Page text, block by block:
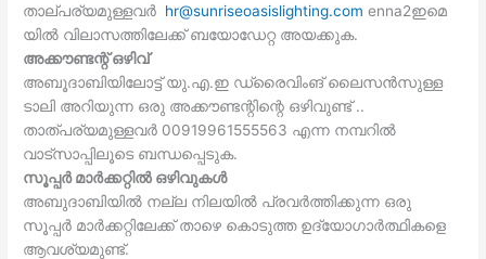
താല്പര്യമുള്ളവർ hr@sunriseoasislighting.com enna2ഇമെ
യിൽ വിലാസത്തിലേക്ക് ബയോഡേറ്റ അയക്കുക.
അക്കൗണ്ടന്റ് ഒഴിവ്
അബൂദാബിയിലോട്ട് യു.എ.ഇ ഡ്രൈവിംങ് ലൈസൻസുള്ള
ടാലി അറിയുന്ന ഒരു അക്കൗണ്ടന്റിന്റെ ഒഴിവുണ്ട് ..
താത്പര്യമുള്ളവർ 00919961555563 എന്ന നമ്പറിൽ
വാട്സാപ്പിലൂടെ ബന്ധപ്പെടുക.
സൂപ്പർ മാർക്കറ്റിൽ ഒഴിവുകൾ
അബുദാബിയിൽ നല്ല നിലയിൽ പ്രവർത്തിക്കുന്ന ഒരു
സൂപ്പർ മാർക്കറ്റിലേക്ക് താഴെ കൊടുത്ത ഉദ്യോഗാർത്ഥികളെ
ആവശ്യമുണ്ട്.